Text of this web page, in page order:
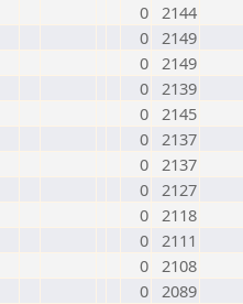
0 2144
0 2149
0 2149
0 2139
0 2145
0 2137
0 2137
0 2127
0 2118
0 2111
0 2108
0 2089